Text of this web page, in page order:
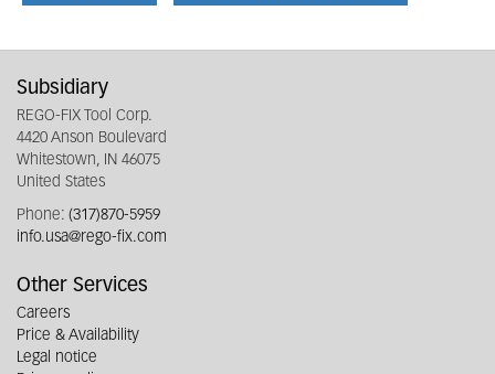
Subsidiary
REGO-FIX Tool Corp.
4420 Anson Boulevard
Whitestown, IN 46075
United States
Phone: (317)870-5959
info.usa@rego-fix.com
Other Services
Careers
Price & Availability
Legal notice